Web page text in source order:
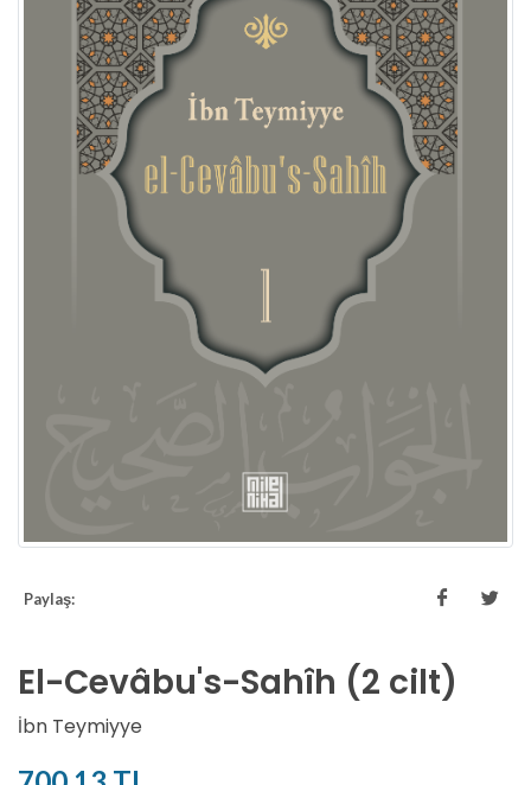
Paylaş:
El-Cevâbu's-Sahîh (2 cilt)
İbn Teymiyye